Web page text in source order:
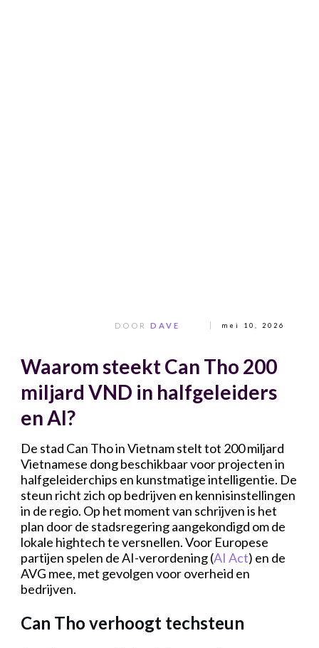
DOORDAVE mei 10, 2026
Waarom steekt Can Tho 200
miljard VND in halfgeleiders
en AI?
De stad Can Tho in Vietnam stelt tot 200 miljard
Vietnamese dong beschikbaar voor projecten in
halfgeleiderchips en kunstmatige intelligentie. De
steun richt zich op bedrijven en kennisinstellingen
in de regio. Op het moment van schrijven is het
plan door de stadsregering aangekondigd om de
lokale hightech te versnellen. Voor Europese
partijen spelen de AI-verordening (AI Act) en de
AVG mee, met gevolgen voor overheid en
bedrijven.
Can Tho verhoogt techsteun